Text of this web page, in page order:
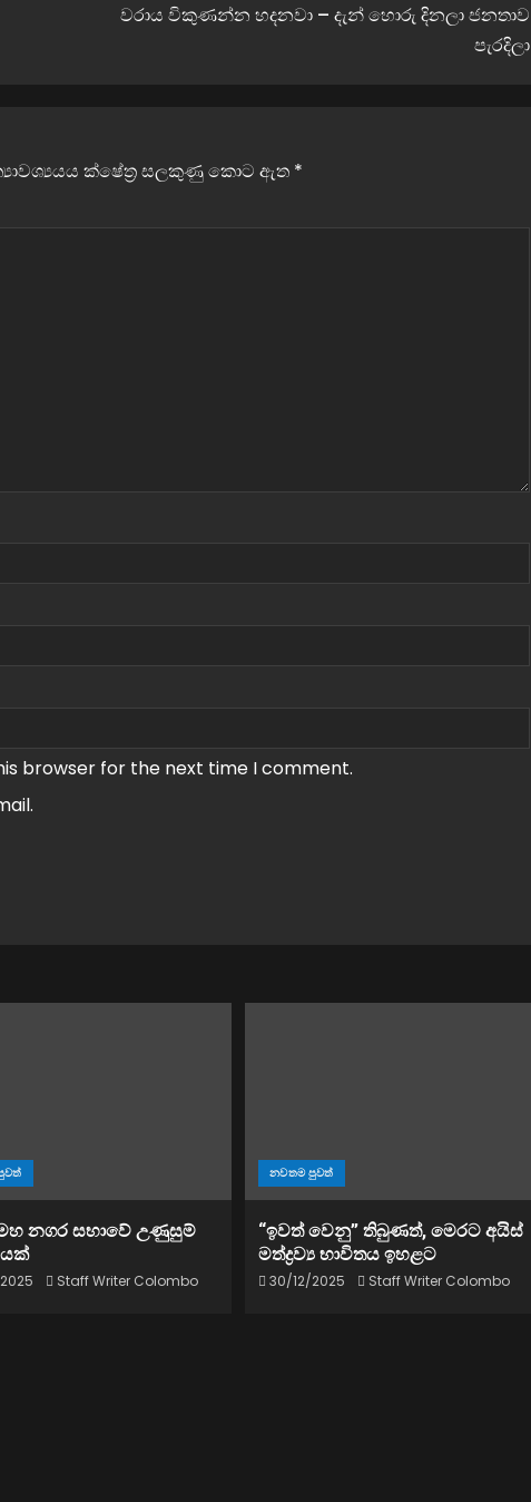
වරාය විකුණන්න හදනවා – දැන් හොරු දිනලා ජනතාව
පැරදිලා
ක්ෂේත්‍ර සලකුණු කොට ඇත *
browser for the next time I comment.
නගර සභාවේ උණුසුම්
Staff Writer Colombo
නවතම පුවත්
“ඉවත් වෙනු” තිබුණත්, මෙරට අයිස්
මත්ද්‍රව්‍ය භාවිතය ඉහළට
30/12/2025 Staff Writer Colombo